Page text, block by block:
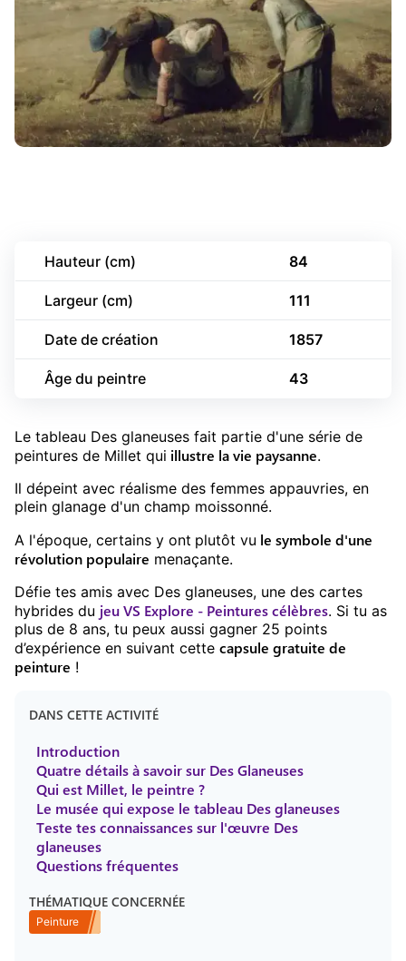
Hauteur (cm) 84
Largeur (cm) 111
Date de création 1857
Âge du peintre 43
Le tableau Des glaneuses fait partie d'une série de
peintures de Millet qui illustre la vie paysanne.
Il dépeint avec réalisme des femmes appauvries, en
plein glanage d'un champ moissonné.
A l'époque, certains y ont plutôt vu le symbole d'une
révolution populaire menaçante.
Défie tes amis avec Des glaneuses, une des cartes
hybrides du jeuVS Explore - Peintures célèbres. Si tu as
plus de 8 ans, tu peux aussi gagner 25 points
d’expérience en suivant cette capsule gratuite de
peinture !
DANS CETTE ACTIVITÉ
Introduction
Quatre détails à savoir sur Des Glaneuses
Qui est Millet, le peintre ?
Le musée qui expose le tableau Des glaneuses
Teste tes connaissances sur l'œuvre Des
glaneuses
Questions fréquentes
THÉMATIQUE CONCERNÉE
Peinture